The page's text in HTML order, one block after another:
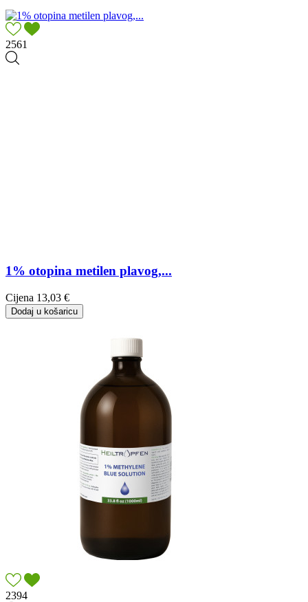
2561
1% otopina metilen plavog,...
Cijena 13,03 €
Dodaj u košaricu
2394